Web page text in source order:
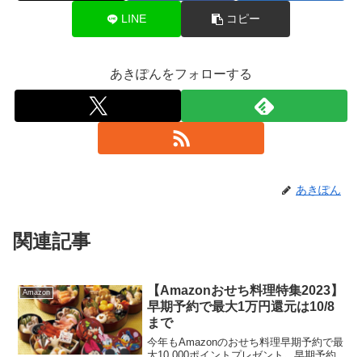
LINE コピー
あきぽんをフォローする
あきぽん
関連記事
Amazon
【Amazonおせち料理特集2023】
早期予約で最大1万円還元は10/8
まで
今年もAmazonのおせち料理早期予約で最